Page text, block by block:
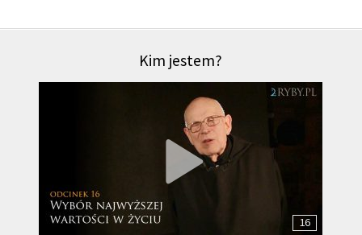
Kim jestem?
16